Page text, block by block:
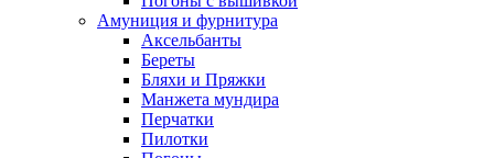
Амуниция и фурнитура
Аксельбанты
Береты
Бляхи и Пряжки
Манжета мундира
Перчатки
Пилотки